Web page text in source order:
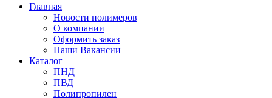
Главная
Новости полимеров
О компании
Оформить заказ
Наши Вакансии
Каталог
ПНД
ПВД
Полипропилен